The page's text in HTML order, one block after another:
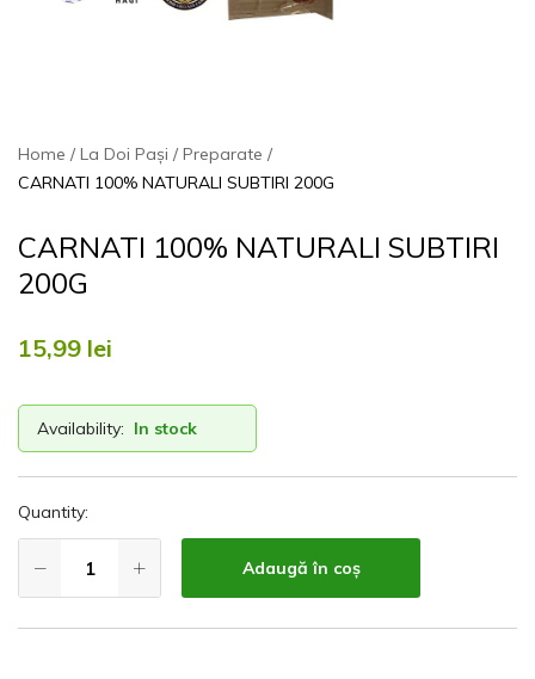
Home La Doi Pași
Preparate
CARNATI 100% NATURALI SUBTIRI 200G
CARNATI 100% NATURALI SUBTIRI
200G
15,99 lei
Availability: In stock
Quantity:
Adaugă în coș